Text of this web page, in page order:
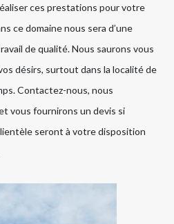
ces prestations pour votre
ce domaine nous sera d’une
de qualité. Nous saurons vous
désirs, surtout dans la localité de
Contactez-nous, nous
vous fournirons un devis si
seront à votre disposition